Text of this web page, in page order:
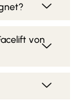
von